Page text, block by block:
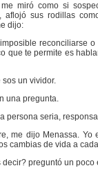
miró como si
aflojó sus rodillas
dijo:
reconciliarse
que te permite es
sos un vividor.
una pregunta.
persona seria,
me dijo Menassa. Yo
cambias de vida a
preguntó un poco